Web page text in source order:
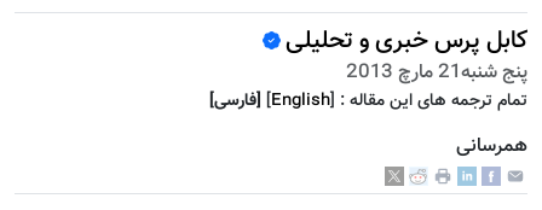
کابل پرس خبری و تحلیلی
پنج شنبه21 مارچ 2013
تمام ترجمه هاى اين مقاله : [English] [فارسى]
همرسانی